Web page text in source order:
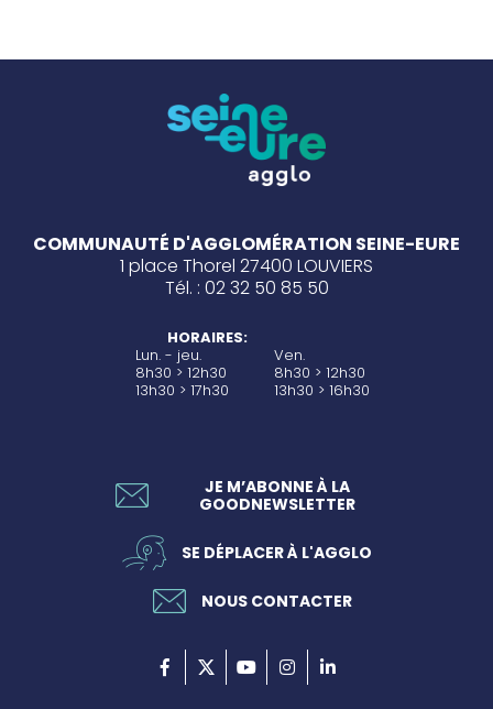
COMMUNAUTÉ D'AGGLOMÉRATION SEINE-EURE
1 place Thorel 27400 LOUVIERS
Tél. : 02 32 50 85 50
HORAIRES:
Lun. - jeu.
8h30 > 12h30
13h30 > 17h30
Ven.
8h30 > 12h30
13h30 > 16h30
JE M’ABONNE À LA
GOODNEWSLETTER
SE DÉPLACER À L'AGGLO
NOUS CONTACTER